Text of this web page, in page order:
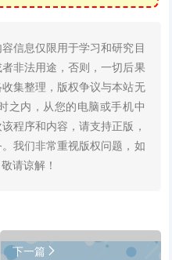
信息仅限用于学习和研究目
非法用途，否则，一切后果
集整理，版权争议与本站无
之内，从您的电脑或手机中
程序和内容，请支持正版，
我们非常重视版权问题，如
请谅解！
下一篇